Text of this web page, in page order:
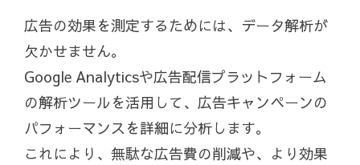
広告の効果を測定するためには、データ解析が
欠かせません。
Google Analyticsや広告配信プラットフォーム
の解析ツールを活用して、広告キャンペーンの
パフォーマンスを詳細に分析します。
これにより、無駄な広告費の削減や、より効果